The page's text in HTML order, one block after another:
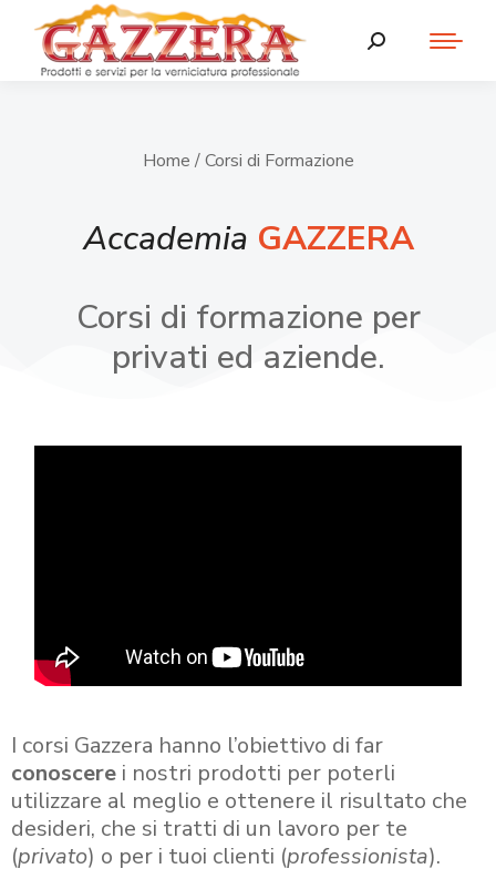
Home / Corsi di Formazione
Accademia GAZZERA
Corsi di formazione per
privati ed aziende.
I corsi Gazzera hanno l’obiettivo di far
conoscere i nostri prodotti per poterli
utilizzare al meglio e ottenere il risultato che
desideri, che si tratti di un lavoro per te
(privato) o per i tuoi clienti (professionista).